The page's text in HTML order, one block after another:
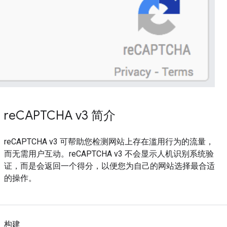
reCAPTCHA v3 简介
reCAPTCHA v3 可帮助您检测网站上存在滥用行为的流量，
而无需用户互动。reCAPTCHA v3 不会显示人机识别系统验
证，而是会返回一个得分，以便您为自己的网站选择最合适
的操作。
构建